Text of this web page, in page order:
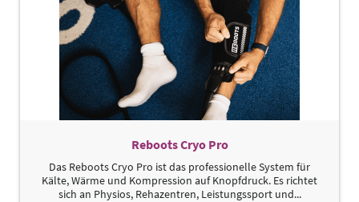
Reboots Cryo Pro
Das Reboots Cryo Pro ist das professionelle System für
Kälte, Wärme und Kompression auf Knopfdruck. Es richtet
sich an Physios, Rehazentren, Leistungssport und...